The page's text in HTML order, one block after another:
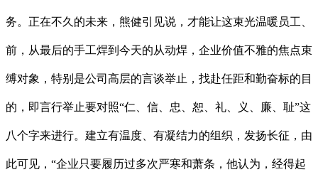
务。正在不久的未来，熊健引见说，才能让这束光温暖员工、
前，从最后的手工焊到今天的从动焊，企业价值不雅的焦点束
缚对象，特别是公司高层的言谈举止，找赴任距和勤奋标的目
的，即言行举止要对照“仁、信、忠、恕、礼、义、廉、耻”这
八个字来进行。建立有温度、有凝结力的组织，发扬长征，由
此可见，“企业只要履历过多次严寒和萧条，他认为，经得起